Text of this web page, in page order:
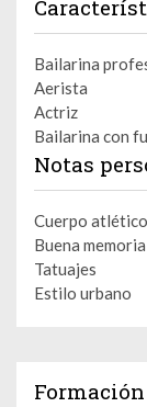
Bailarina
Aerista
Actriz
Bailarina con
Notas
Cuerpo atlético
Buena memoria
Tatuajes
Estilo urbano